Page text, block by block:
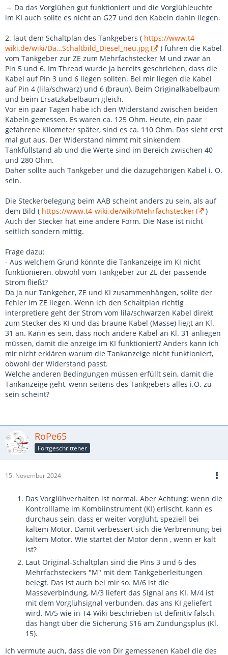
→ Da das Vorglühen gut funktioniert und die Vorglühleuchte
im KI auch sollte es nicht an G27 und den Kabeln dahin liegen.
2. laut dem Schaltplan des Tankgebers ( https://www.t4-
wiki.de/wiki/Da…Schaltbild_Diesel_neu.jpg
) führen die Kabel
vom Tankgeber zur ZE zum Mehrfachstecker M und zwar an
Pin 5 und 6. Im Thread wurde ja bereits geschrieben, dass die
Kabel auf Pin 3 und 6 liegen sollten. Bei mir liegen die Kabel
auf Pin 4 (lila/schwarz) und 6 (braun). Beim Originalkabelbaum
und beim Ersatzkabelbaum gleich.
Vor ein paar Tagen habe ich den Widerstand zwischen beiden
Kabeln gemessen. Es waren ca. 125 Ohm. Heute, ein paar
gefahrene Kilometer später, sind es ca. 110 Ohm. Das sieht erst
mal gut aus. Der Widerstand nimmt mit sinkendem
Tankfüllstand ab und die Werte sind im Bereich zwischen 40
und 280 Ohm.
Daher sollte auch Tankgeber und die dazugehörigen Kabel i. O.
sein.
Die Steckerbelegung beim AAB scheint anders zu sein, als auf
dem Bild ( https://www.t4-wiki.de/wiki/Mehrfachstecker
)
Auch der Stecker hat eine andere Form. Die Nase ist nicht
seitlich sondern mittig.
Frage dazu:
- Aus welchem Grund könnte die Tankanzeige im KI nicht
funktionieren, obwohl vom Tankgeber zur ZE der passende
Strom fließt?
Da ja nur Tankgeber, ZE und KI zusammenhängen, sollte der
Fehler im ZE liegen. Wenn ich den Schaltplan richtig
interpretiere geht der Strom vom lila/schwarzen Kabel direkt
zum Stecker des KI und das braune Kabel (Masse) liegt an Kl.
31 an. Kann es sein, dass noch andere Kabel an Kl. 31 anliegen
müssen, damit die anzeige im KI funktioniert? Anders kann ich
mir nicht erklären warum die Tankanzeige nicht funktioniert,
obwohl der Widerstand passt.
Welche anderen Bedingungen müssen erfüllt sein, damit die
Tankanzeige geht, wenn seitens des Tankgebers alles i.O. zu
sein scheint?
RoPe65
Fortgeschrittener
15. November 2024
Das Vorglühverhalten ist normal. Aber Achtung: wenn die
Kontrolllame im Kombiinstrument (KI) erlischt, kann es
durchaus sein, dass er weiter vorglüht, speziell bei
kaltem Motor. Damit verbessert sich die Verbrennung bei
kaltem Motor. Wie startet der Motor denn , wenn er kalt
ist?
Laut Original-Schaltplan sind die Pins 3 und 6 des
Mehrfachsteckers "M" mit dem Tankgeberleitungen
belegt. Das ist auch bei mir so. M/6 ist die
Masseverbindung, M/3 liefert das Signal ans KI. M/4 ist
mit dem Vorglühsignal verbunden, das ans KI geliefert
wird. M/5 wie in T4-Wiki beschrieben ist definitiv falsch,
das hängt über die Sicherung S16 am Zündungsplus (Kl.
15).
Ich vermute auch, dass die von Dir gemessenen Kabel die des